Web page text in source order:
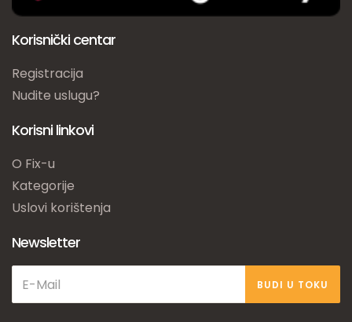
Korisnički centar
Registracija
Nudite uslugu?
Korisni linkovi
O Fix-u
Kategorije
Uslovi korištenja
Newsletter
BUDI U TOKU